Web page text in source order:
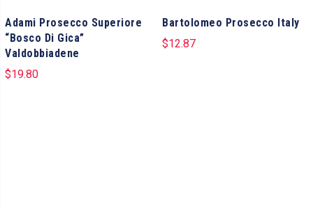
Adami Prosecco Superiore
“Bosco Di Gica”
Valdobbiadene
$19.80
Bartolomeo Prosecco Italy
$12.87